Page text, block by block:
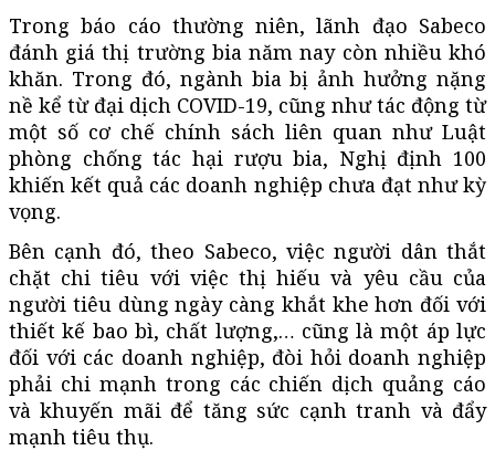
Trong báo cáo thường niên, lãnh đạo Sabeco
đánh giá thị trường bia năm nay còn nhiều khó
khăn. Trong đó, ngành bia bị ảnh hưởng nặng
nề kể từ đại dịch COVID-19, cũng như tác động từ
một số cơ chế chính sách liên quan như Luật
phòng chống tác hại rượu bia, Nghị định 100
khiến kết quả các doanh nghiệp chưa đạt như kỳ
vọng.
Bên cạnh đó, theo Sabeco, việc người dân thắt
chặt chi tiêu với việc thị hiếu và yêu cầu của
người tiêu dùng ngày càng khắt khe hơn đối với
thiết kế bao bì, chất lượng,… cũng là một áp lực
đối với các doanh nghiệp, đòi hỏi doanh nghiệp
phải chi mạnh trong các chiến dịch quảng cáo
và khuyến mãi để tăng sức cạnh tranh và đẩy
mạnh tiêu thụ.